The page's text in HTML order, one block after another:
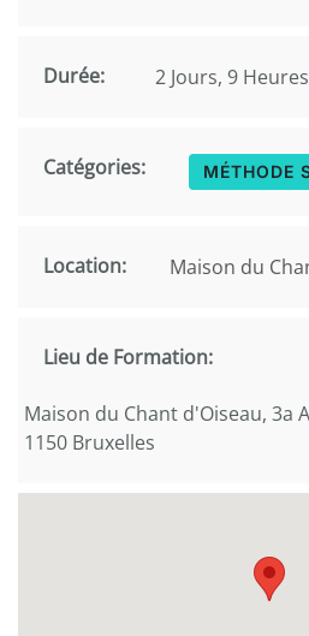
Durée: 2 Jours, 9 Heures
Catégories: MÉTHODE
Location: Maison du
Lieu de Formation:
Maison du Chant d'Oiseau, 3a
1150 Bruxelles